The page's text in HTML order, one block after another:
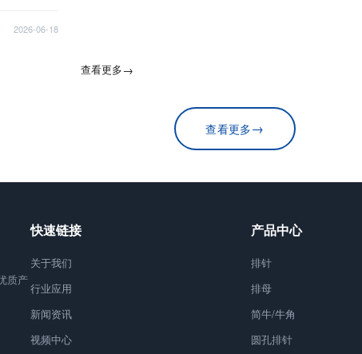
2026-06-18
查看更多→
查看更多→
质产
快速链接
关于我们
行业应用
新闻资讯
视频中心
产品中心
排针
排母
简牛/牛角
圆孔排针